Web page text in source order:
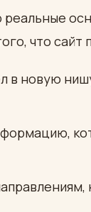
что сайт
в новую